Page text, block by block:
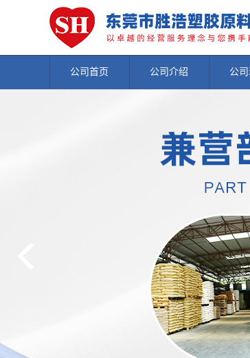
公司首页 公司介绍 公